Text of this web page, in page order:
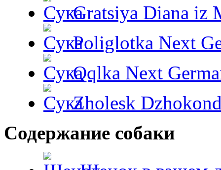
Gratsiya Diana iz
Poliglotka Next
Qqlka Next
Zholesk
Содержание собаки